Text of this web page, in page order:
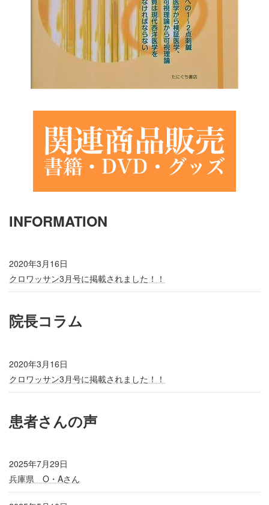
INFORMATION
2020年3月16日
クロワッサン3月号に掲載されました！！
院長コラム
2020年3月16日
クロワッサン3月号に掲載されました！！
患者さんの声
2025年7月29日
兵庫県 O・Aさん